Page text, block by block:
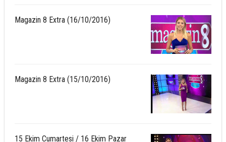
Magazin 8 Extra (16/10/2016)
Magazin 8 Extra (15/10/2016)
15 Ekim Cumartesi / 16 Ekim Pazar